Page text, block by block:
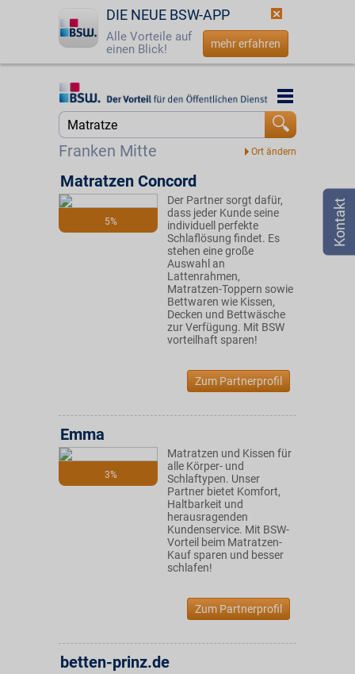
DIE NEUE BSW-APP
Alle Vorteile auf
einen Blick!
mehr erfahren
Startseite
☎ 0800 - 279 25 82
Franken Mitte
Startseite
5%
Matratzen Concord
Der Partner sorgt dafür,
dass jeder Kunde seine
individuell perfekte
Schlaflösung findet. Es
stehen eine große
Auswahl an
Lattenrahmen,
Matratzen-Toppern sowie
Bettwaren wie Kissen,
Decken und Bettwäsche
zur Verfügung. Mit BSW
vorteilhaft sparen!
Zum Partnerprofil
3%
Emma
Matratzen und Kissen für
alle Körper- und
Schlaftypen. Unser
Partner bietet Komfort,
Haltbarkeit und
herausragenden
Kundenservice. Mit BSW-
Vorteil beim Matratzen-
Kauf sparen und besser
schlafen!
Zum Partnerprofil
betten-prinz.de